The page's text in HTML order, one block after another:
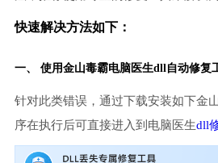
快速解决方法如下：
一、 使用金山毒霸电脑医生dll自动修复
针对此类错误，通过下载安装如下金
序在执行后可直接进入到电脑医生dll